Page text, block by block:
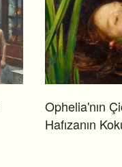
Ophelia'nın
Hafızanın